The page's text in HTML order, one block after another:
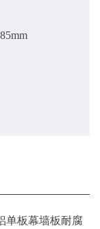
单板幕墙板耐腐